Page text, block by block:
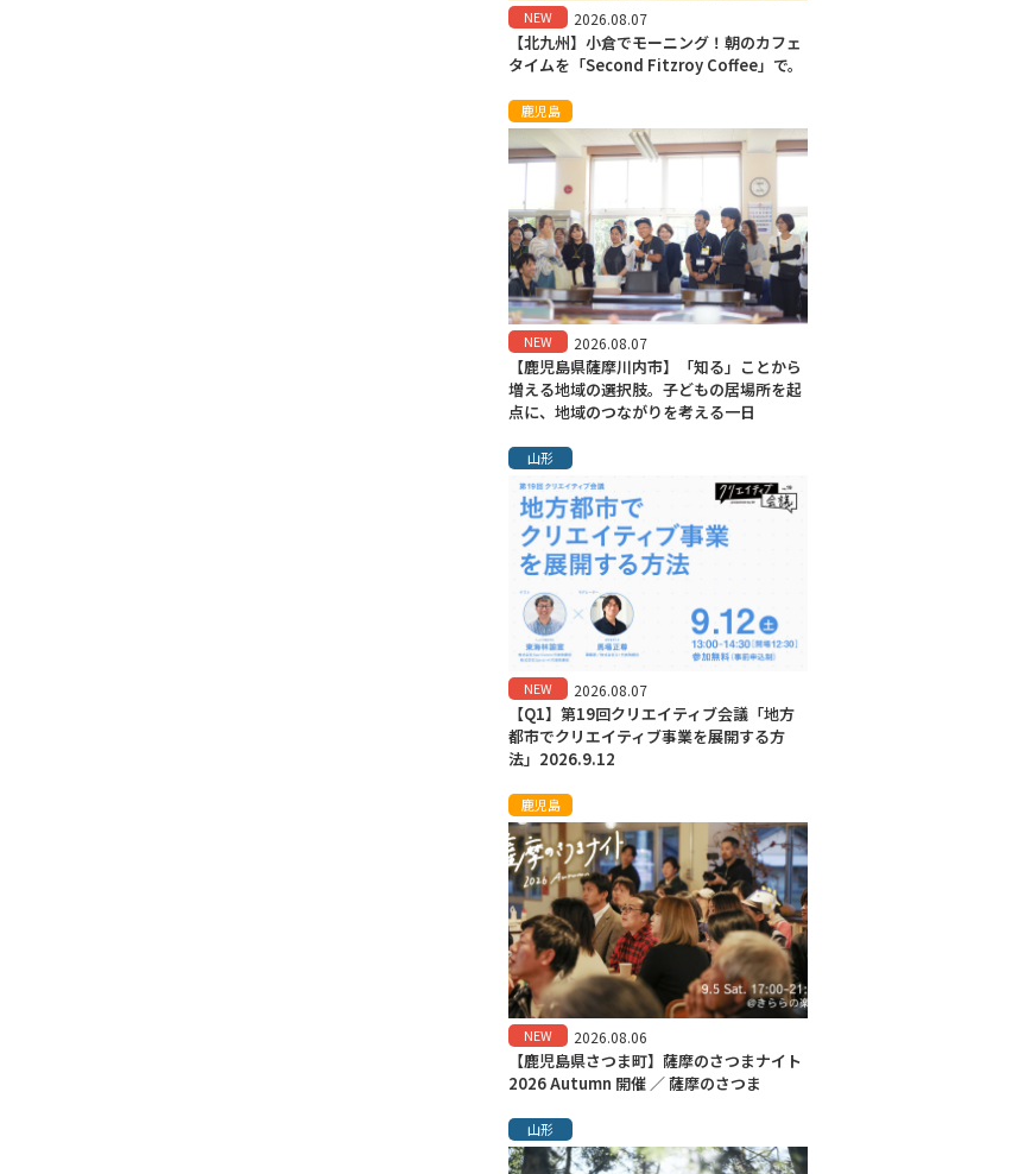
NEW 2026.08.07
【北九州】小倉でモーニング！朝のカフェ
タイムを「Second Fitzroy Coffee」で。
鹿児島
NEW 2026.08.07
【鹿児島県薩摩川内市】「知る」ことから
増える地域の選択肢。子どもの居場所を起
点に、地域のつながりを考える一日
山形
NEW 2026.08.07
【Q1】第19回クリエイティブ会議「地方
都市でクリエイティブ事業を展開する方
法」2026.9.12
鹿児島
NEW 2026.08.06
【鹿児島県さつま町】薩摩のさつまナイト
2026 Autumn 開催 ／ 薩摩のさつま
山形